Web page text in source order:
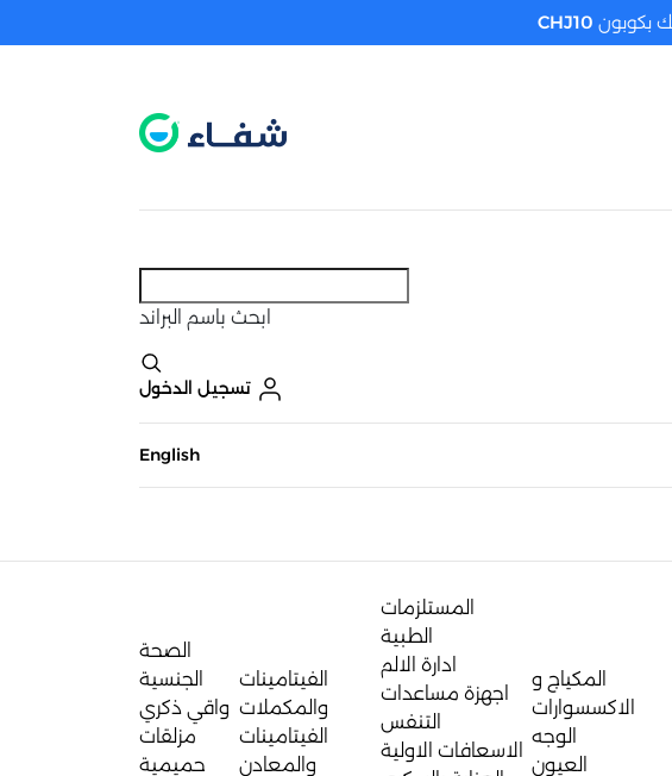
ابحث باسم البراند
تسجيل الدخول
English
المكياج و
الاكسسوارات
الوجه
العيون
المستلزمات
الطبية
ادارة الالم
اجهزة مساعدات
التنفس
الاسعافات الاولية
الفيتامينات
والمكملات
الفيتامينات
والمعادن
الصحة
الجنسية
واقي ذكري
مزلقات
حميمية
CHJ10